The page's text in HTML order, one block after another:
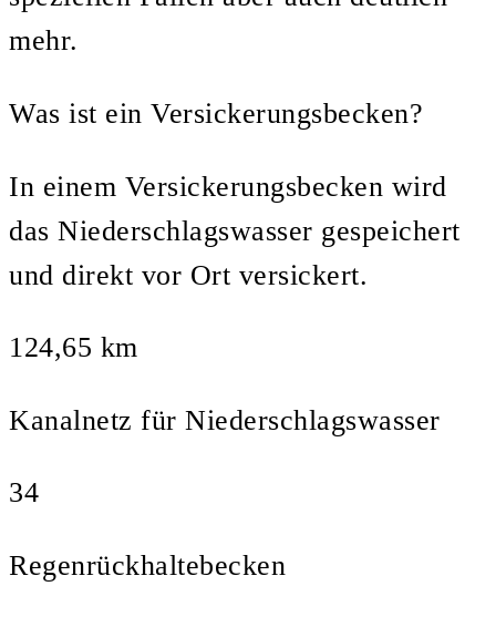
mehr.
Was ist ein Versickerungsbecken?
In einem Versickerungsbecken wird
das Niederschlagswasser gespeichert
und direkt vor Ort versickert.
124,65 km
Kanalnetz für Niederschlagswasser
34
Regenrückhaltebecken